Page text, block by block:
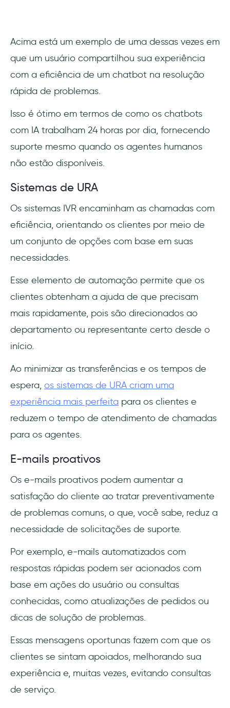
Acima está um exemplo de uma dessas vezes em
que um usuário compartilhou sua experiência
com a eficiência de um chatbot na resolução
rápida de problemas.
Isso é ótimo em termos de como os chatbots
com IA trabalham 24 horas por dia, fornecendo
suporte mesmo quando os agentes humanos
não estão disponíveis.
Sistemas de URA
Os sistemas IVR encaminham as chamadas com
eficiência, orientando os clientes por meio de
um conjunto de opções com base em suas
necessidades.
Esse elemento de automação permite que os
clientes obtenham a ajuda de que precisam
mais rapidamente, pois são direcionados ao
departamento ou representante certo desde o
início.
Ao minimizar as transferências e os tempos de
espera, os sistemas de URA criam uma
experiência mais perfeita para os clientes e
reduzem o tempo de atendimento de chamadas
para os agentes.
E-mails proativos
Os e-mails proativos podem aumentar a
satisfação do cliente ao tratar preventivamente
de problemas comuns, o que, você sabe, reduz a
necessidade de solicitações de suporte.
Por exemplo, e-mails automatizados com
respostas rápidas podem ser acionados com
base em ações do usuário ou consultas
conhecidas, como atualizações de pedidos ou
dicas de solução de problemas.
Essas mensagens oportunas fazem com que os
clientes se sintam apoiados, melhorando sua
experiência e, muitas vezes, evitando consultas
de serviço.